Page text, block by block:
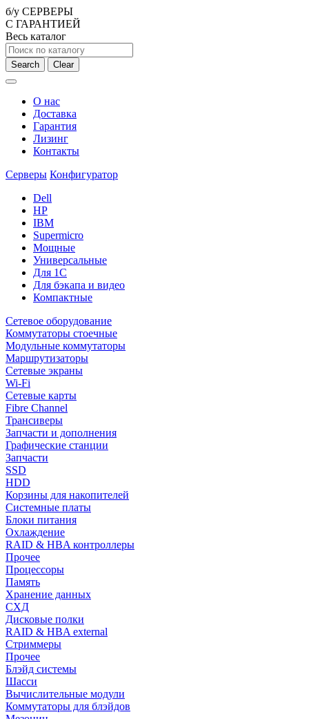
б/у СЕРВЕРЫ
С ГАРАНТИЕЙ
Весь каталог
Search Clear
О нас
Доставка
Гарантия
Лизинг
Контакты
Серверы Конфигуратор
Dell
HP
IBM
Supermicro
Мощные
Универсальные
Для 1С
Для бэкапа и видео
Компактные
Сетевое оборудование
Коммутаторы стоечные
Модульные коммутаторы
Маршрутизаторы
Сетевые экраны
Wi-Fi
Сетевые карты
Fibre Channel
Трансиверы
Запчасти и дополнения
Графические станции
Запчасти
SSD
HDD
Корзины для накопителей
Системные платы
Блоки питания
Охлаждение
RAID & HBA контроллеры
Прочее
Процессоры
Память
Хранение данных
СХД
Дисковые полки
RAID & HBA external
Стриммеры
Прочее
Блэйд системы
Шасси
Вычислительные модули
Коммутаторы для блэйдов